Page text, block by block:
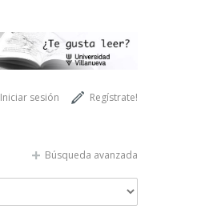
Regístrate!
Iniciar sesión
Búsqueda avanzada